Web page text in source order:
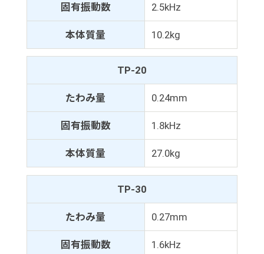
固有振動数 2.5kHz
本体質量 10.2kg
TP-20
たわみ量 0.24mm
固有振動数 1.8kHz
本体質量 27.0kg
TP-30
たわみ量 0.27mm
固有振動数 1.6kHz